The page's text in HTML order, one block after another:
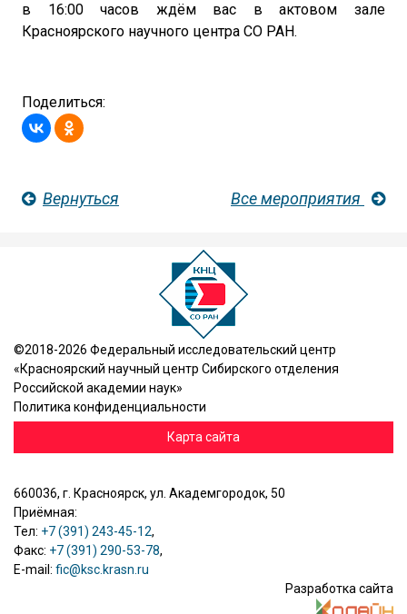
в 16:00 часов ждём вас в актовом зале
Красноярского научного центра СО РАН.
Поделиться:
Вернуться Все мероприятия
©2018-2026 Федеральный исследовательский центр
«Красноярский научный центр Сибирского отделения
Российской академии наук»
Политика конфиденциальности
Карта сайта
660036, г. Красноярск, ул. Академгородок, 50
Приёмная:
Тел: +7 (391) 243-45-12,
Факс: +7 (391) 290-53-78,
E-mail: fic@ksc.krasn.ru
Разработка сайта